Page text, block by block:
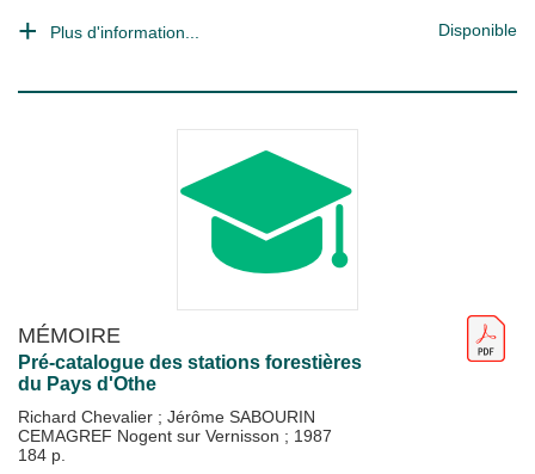
Plus d'information... Disponible
MÉMOIRE
Pré-catalogue des stations forestières
du Pays d'Othe
Richard Chevalier ; Jérôme SABOURIN
CEMAGREF Nogent sur Vernisson ; 1987
184 p.